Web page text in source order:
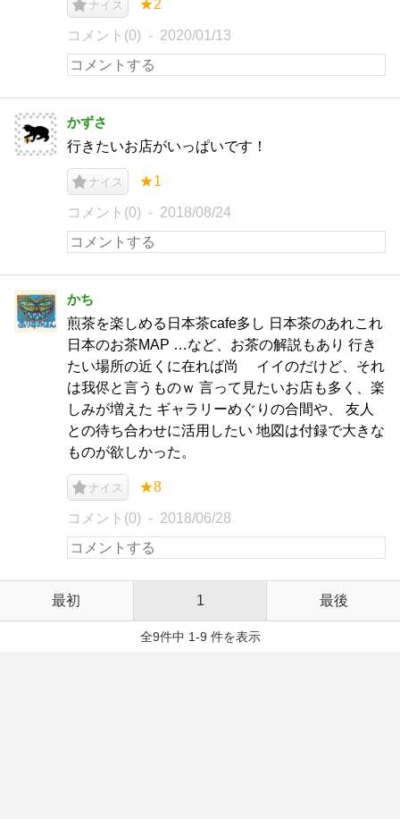
ナイス ★2
コメント(0) 2020/01/13
かずさ
行きたいお店がいっぱいです！
ナイス ★1
コメント(0) 2018/08/24
かち
煎茶を楽しめる日本茶cafe多し 日本茶のあれこれ
日本のお茶MAP …など、お茶の解説もあり 行き
たい場所の近くに在れば尚 イイのだけど、それ
は我侭と言うものｗ 言って見たいお店も多く、楽
しみが増えた ギャラリーめぐりの合間や、 友人
との待ち合わせに活用したい 地図は付録で大きな
ものが欲しかった。
ナイス ★8
コメント(0) 2018/06/28
最初 1 最後
全9件中 1-9 件を表示